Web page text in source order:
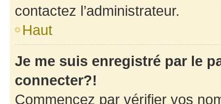
contactez l’administrateur.
Haut
Je me suis enregistré par le
connecter?!
Commencez par vérifier vos